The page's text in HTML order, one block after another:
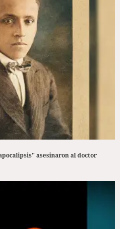
asesinaron al doctor